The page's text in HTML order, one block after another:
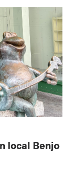
local Benjo